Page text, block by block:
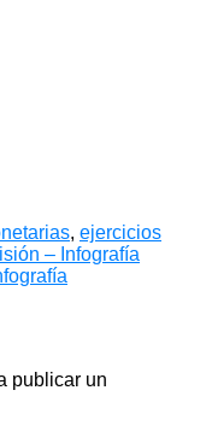
, ejercicios
– Infografía
publicar un